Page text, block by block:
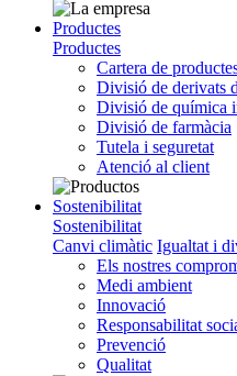
Productes
Productes
Cartera de
Divisió de derivats
Divisió de química
Divisió de farmàcia
Tutela i seguretat
Atenció al client
Sostenibilitat
Sostenibilitat
Canvi climàtic Igualtat i
Els nostres
Medi ambient
Innovació
Responsabilitat
Prevenció
Qualitat